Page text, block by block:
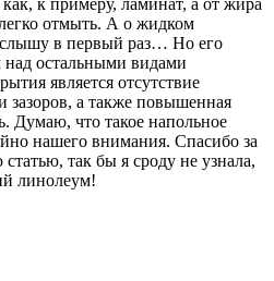
как, к примеру, ламинат, а от жира
отмыть. А о жидком
в первый раз… Но его
остальными видами
является отсутствие
а также повышенная
Думаю, что такое напольное
нашего внимания. Спасибо за
так бы я сроду не узнала,
линолеум!